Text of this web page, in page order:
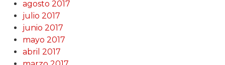
agosto 2017
julio 2017
junio 2017
mayo 2017
abril 2017